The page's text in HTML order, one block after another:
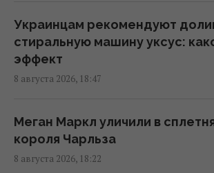
мужчину похудеть на 25 кг за
The Mirror
17:26 суббота, 08 августа 2026
электростанцию в США: им
особое задание
17:16 суббота, 08 августа 2026
Украинцам рекомендуют
стиральную машину уксус:
эффект
8 августа 2026, 18:47
Меган Маркл уличили в
короля Чарльза
8 августа 2026, 18:22